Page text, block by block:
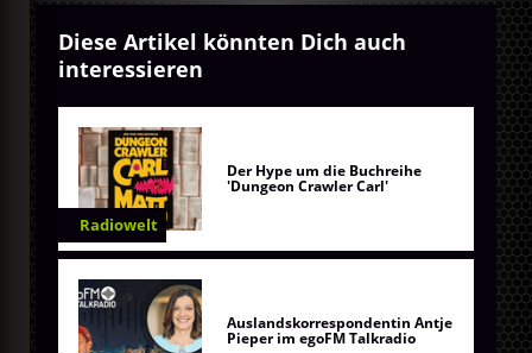
Diese Artikel könnten Dich auch
interessieren
Radiowelt
Der Hype um die Buchreihe
'Dungeon Crawler Carl'
Auslandskorrespondentin Antje
Pieper im egoFM Talkradio